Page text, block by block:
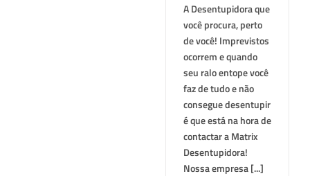
A Desentupidora que
você procura, perto
de você! Imprevistos
ocorrem e quando
seu ralo entope você
faz de tudo e não
consegue desentupir
é que está na hora de
contactar a Matrix
Desentupidora!
Nossa empresa [...]